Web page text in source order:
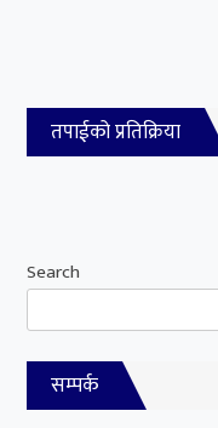
तपाईको प्रतिक्रिया
Search
सम्पर्क